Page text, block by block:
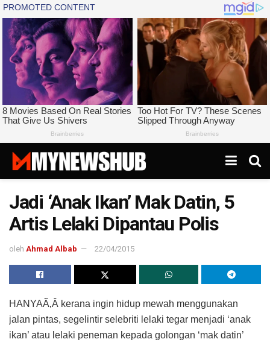
Jadi ‘Anak Ikan’ Mak Datin, 5
Artis Lelaki Dipantau Polis
oleh Ahmad Albab 22/04/2015
HANYAÃ‚Â kerana ingin hidup mewah menggunakan
jalan pintas, segelintir selebriti lelaki tegar menjadi ‘anak
ikan’ atau lelaki peneman kepada golongan ‘mak datin’